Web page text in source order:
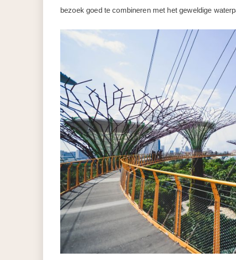
bezoek goed te combineren met het geweldige